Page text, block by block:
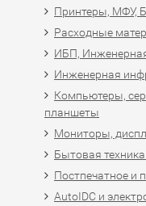
Принтеры, МФУ,
Расходные
ИБП,
Инженерная
Компьютеры,
планшеты
Мониторы,
Бытовая
Постпечатное и
AutoIDC и